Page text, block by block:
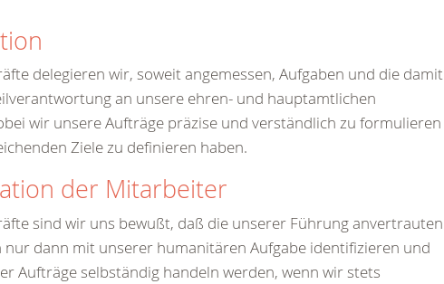
delegieren wir, soweit angemessen, Aufgaben und die damit
an unsere ehren- und hauptamtlichen
wir unsere Aufträge präzise und verständlich zu formulieren
Ziele zu definieren haben.
der Mitarbeiter
sind wir uns bewußt, daß die unserer Führung anvertrauten
nur dann mit unserer humanitären Aufgabe identifizieren und
Aufträge selbständig handeln werden, wenn wir stets